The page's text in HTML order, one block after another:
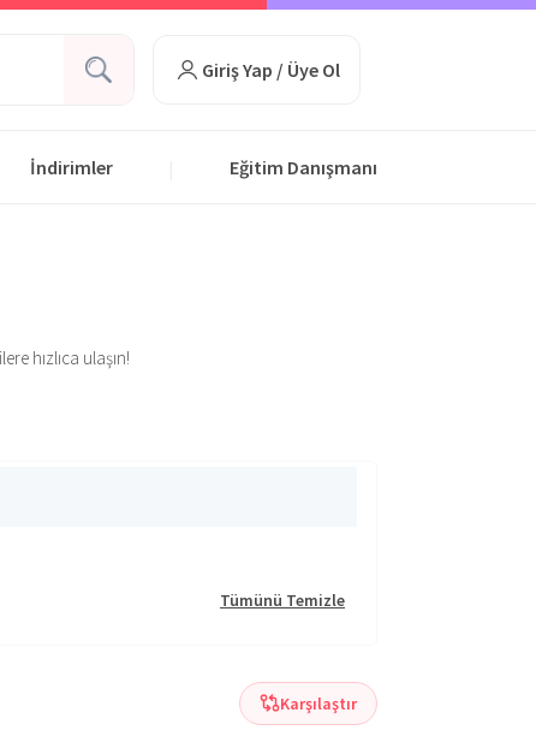
Giriş Yap / Üye Ol
İndirimler Eğitim Danışmanı
hızlıca ulaşın!
Tümünü Temizle
Karşılaştır